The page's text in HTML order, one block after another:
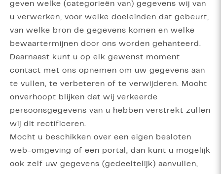
geven welke (categorieën van) gegevens wij van
u verwerken, voor welke doeleinden dat gebeurt,
van welke bron de gegevens komen en welke
bewaartermijnen door ons worden gehanteerd.
Daarnaast kunt u op elk gewenst moment
contact met ons opnemen om uw gegevens aan
te vullen, te verbeteren of te verwijderen. Mocht
onverhoopt blijken dat wij verkeerde
persoonsgegevens van u hebben verstrekt zullen
wij dit rectificeren.
Mocht u beschikken over een eigen besloten
web-omgeving of een portal, dan kunt u mogelijk
ook zelf uw gegevens (gedeeltelijk) aanvullen,